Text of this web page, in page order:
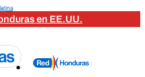
en EE.UU.